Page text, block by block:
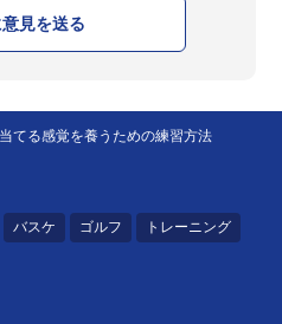
見を送る
てる感覚を養うための練習方法
バスケ ゴルフ トレーニング